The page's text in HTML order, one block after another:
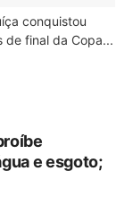
conquistou
de final da Copa...
e esgoto;